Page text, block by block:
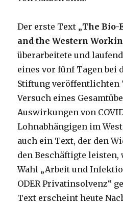
Der erste Text „The Bio-
and the Western
überarbeitete und
eines vor fünf Tagen bei
Stiftung veröffentlichten
Versuch eines
Auswirkungen von
Lohnabhängigen im
auch ein Text, der den
den Beschäftigte leisten,
Wahl „Arbeit und
ODER Privatinsolvenz“
Text erscheint heute